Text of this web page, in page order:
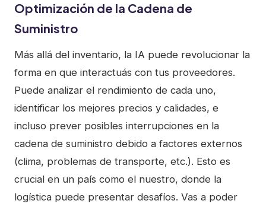
Optimización de la Cadena de
Suministro
Más allá del inventario, la IA puede revolucionar la
forma en que interactuás con tus proveedores.
Puede analizar el rendimiento de cada uno,
identificar los mejores precios y calidades, e
incluso prever posibles interrupciones en la
cadena de suministro debido a factores externos
(clima, problemas de transporte, etc.). Esto es
crucial en un país como el nuestro, donde la
logística puede presentar desafíos. Vas a poder